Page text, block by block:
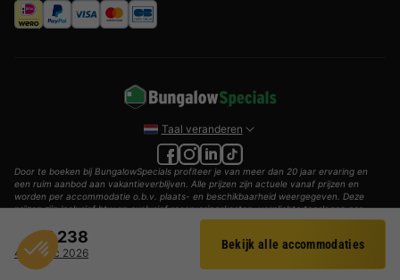
Filter
€ 238
4 - 7 dec 2026
Bekijk alle accommodaties
Taal veranderen
Door te boeken bij BungalowSpecials profiteer je van meer dan 20 jaar ervaring en
een ruim aanbod aan vakantieverblijven. Alle prijzen zijn actuele vanaf prijzen en
worden per accommodatie o.b.v. plaats- en beschikbaarheid weergegeven. Deze
prijzen zijn inclusief btw en exclusief reserveringskosten, verplichte toeslagen per
persoon (per nacht) en eventuele toeristenbelasting. Door middel van cookies willen
wij je zo goed mogelijk van dienst zijn.
© 2002 - 2025 AddGuests B.V. Alle rechten voorbehouden.